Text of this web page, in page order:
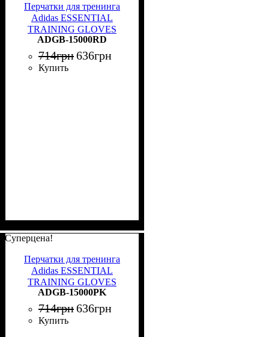
Перчатки для тренинга
Adidas ESSENTIAL
TRAINING GLOVES
черно-красные XS ADGB-
15000RD
ADGB-15000RD
714грн636грн
Купить
Суперцена!
Перчатки для тренинга
Adidas ESSENTIAL
TRAINING GLOVES
черно-розовые XS ADGB-
15000PK
ADGB-15000PK
714грн636грн
Купить